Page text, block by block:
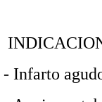
- Infarto